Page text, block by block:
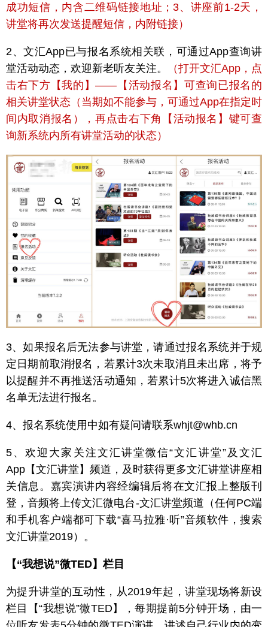
成功短信，内含二维码链接地址；3、讲座前1-2天，
讲堂将再次发送提醒短信，内附链接）
2、文汇App已与报名系统相关联，可通过App查询讲
堂活动动态，欢迎新老听友关注。
（打开文汇App，点
击右下方【我的】——【活动报名】可查询已报名的
相关讲堂状态（当期如不能参与，可通过App在指定时
间内取消报名），再点击右下角【活动报名】键可查
询新系统内所有讲堂活动的状态）
3、如果报名后无法参与讲堂，请通过报名系统并于规
定日期前取消报名，若累计3次未取消且未出席，将予
以提醒并不再推送活动通知，若累计5次将进入诚信黑
名单无法进行报名。
4、报名系统使用中如有疑问请联系whjt@whb.cn
5、欢迎大家关注文汇讲堂微信“文汇讲堂”及文汇
App【文汇讲堂】频道，及时获得更多文汇讲堂讲座相
关信息。嘉宾演讲内容经编辑后将在文汇报上整版刊
登，音频将上传文汇微电台-文汇讲堂频道（任何PC端
和手机客户端都可下载“喜马拉雅·听”音频软件，搜索
文汇讲堂2019）。
【“我想说”微TED】栏目
为提升讲堂的互动性，从2019年起，讲堂现场将新设
栏目【“我想说”微TED】，每期提前5分钟开场，由一